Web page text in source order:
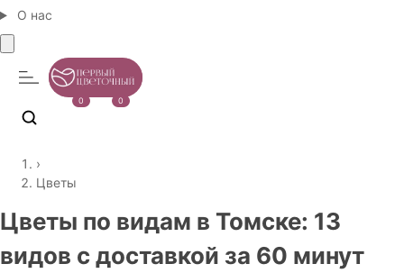
О нас
0 0
›
Цветы
Цветы по видам в Томске: 13
видов с доставкой за 60 минут